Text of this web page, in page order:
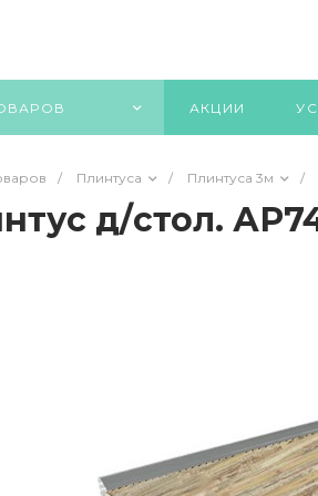
АКЦИИ
/ Плинтуса / Плинтуса 3м /
д/стол.